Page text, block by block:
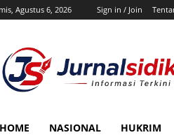
Agustus 6, 2026 Sign in / Join
HOME NASIONAL HUKRIM